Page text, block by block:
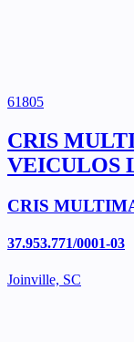
61805
CRIS
VEICULOS
CRIS
37.953.771/0001-03
Joinville, SC